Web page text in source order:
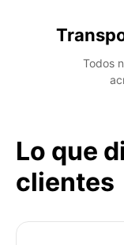
Todos
Lo que
clientes